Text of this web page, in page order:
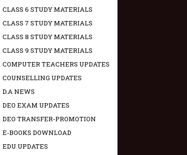
CLASS 6 STUDY MATERIALS
CLASS 7 STUDY MATERIALS
CLASS 8 STUDY MATERIALS
CLASS 9 STUDY MATERIALS
COMPUTER TEACHERS UPDATES
COUNSELLING UPDATES
D.A NEWS
DEO EXAM UPDATES
DEO TRANSFER-PROMOTION
E-BOOKS DOWNLOAD
EDU UPDATES